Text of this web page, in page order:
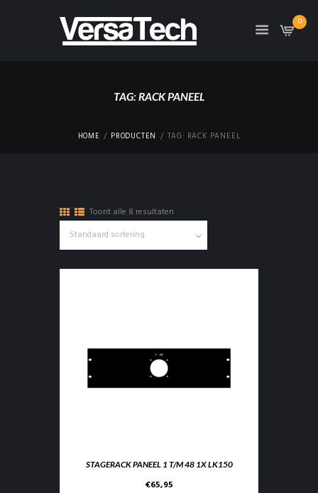
0
TAG: RACK PANEEL
HOME PRODUCTEN TAG: RACK PANEEL
Toont alle 8 resultaten
STAGERACK PANEEL 1 T/M 48 1X LK150
€65,95